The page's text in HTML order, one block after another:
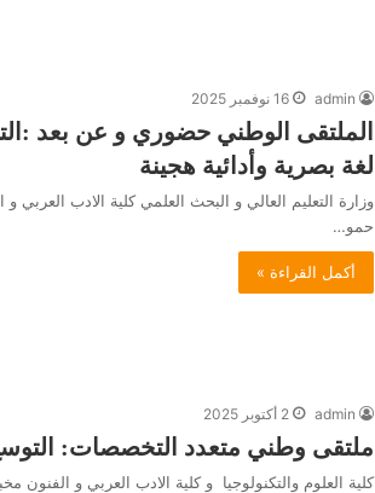
admin 16 نوفمبر 2025
الملتقى الوطني حضوري و عن بعد
لغة بصرية وأدائية هجينة
وزارة التعليم العالي و البحث العلمي كلية الادب
حمو…
أكمل القراءة »
admin 2 أكتوبر 2025
ملتقى وطني متعدد التخصصات:
كلية العلوم والتكنولوجيا و كلية الادب العربي و الفنون